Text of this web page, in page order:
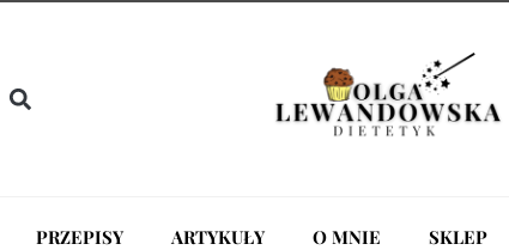
PRZEPISY ARTYKUŁY O MNIE SKLEP